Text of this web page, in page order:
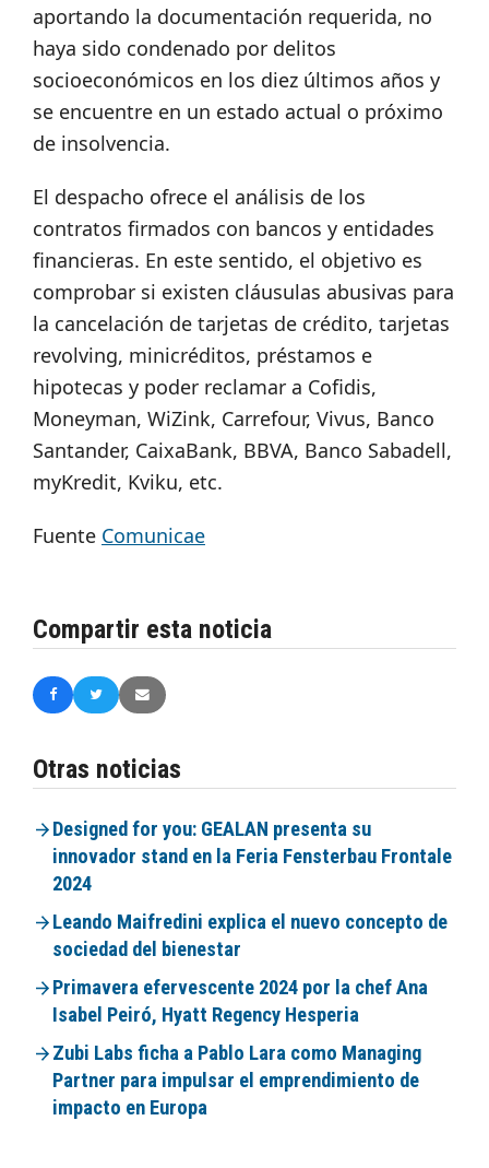
aportando la documentación requerida, no
haya sido condenado por delitos
socioeconómicos en los diez últimos años y
se encuentre en un estado actual o próximo
de insolvencia.
El despacho ofrece el análisis de los
contratos firmados con bancos y entidades
financieras. En este sentido, el objetivo es
comprobar si existen cláusulas abusivas para
la cancelación de tarjetas de crédito, tarjetas
revolving, minicréditos, préstamos e
hipotecas y poder reclamar a Cofidis,
Moneyman, WiZink, Carrefour, Vivus, Banco
Santander, CaixaBank, BBVA, Banco Sabadell,
myKredit, Kviku, etc.
Fuente Comunicae
Compartir esta noticia
Otras noticias
Designed for you: GEALAN presenta su
innovador stand en la Feria Fensterbau Frontale
2024
Leando Maifredini explica el nuevo concepto de
sociedad del bienestar
Primavera efervescente 2024 por la chef Ana
Isabel Peiró, Hyatt Regency Hesperia
Zubi Labs ficha a Pablo Lara como Managing
Partner para impulsar el emprendimiento de
impacto en Europa